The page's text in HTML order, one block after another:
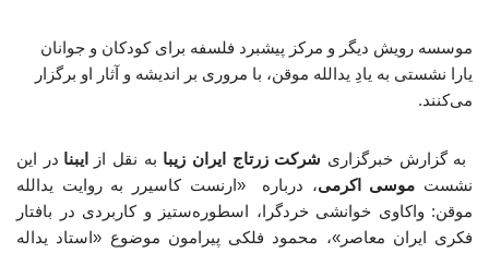
موسسه رویش دیگر و مرکز پیشبرد فلسفه برای کودکان و جوانان
یارا نشستی به یادِ یدالله موقن، با مروری بر اندیشه و آثار او برگزار
می‌کنند.
به گزارش خبرگزاری شرکت زرتاج ایران زیبا به نقل از ایبنا در این
نشست موسی اکرمی، درباره «ارنست کاسیرر به روایت یدالله
موقن: واکاوی خوانشی خردگرا، اسطوره‌ستیز و کاربردی در بافتار
فکری ایران معاصر»، محمود فلکی پیرامون موضوع «استاد یداله